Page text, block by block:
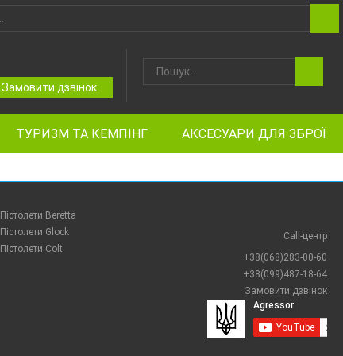
Замовити дзвінок
ТУРИЗМ ТА КЕМПІНГ АКСЕСУАРИ ДЛЯ ЗБРОЇ
Пістолети Beretta
Пістолети Glock
Пістолети Colt
Call-центр
+38(068)283-00-60
+38(099)487-18-64
Замовити дзвінок